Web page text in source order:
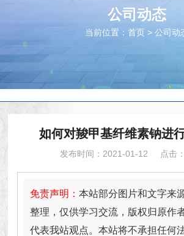
公司动态
当前位置： 首页 > 公司动
如何对羧甲基纤维素钠进
发布时间：2021-01-12 点击
免责声明：本站部分图片和文字来
整理，仅供学习交流，版权归原作
代表我站观点。本站将不承担任何